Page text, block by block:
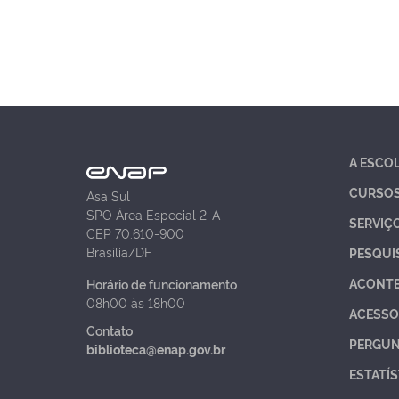
Asa Sul
SPO Área Especial 2-A
CEP 70.610-900
Brasília/DF
Horário de funcionamento
08h00 às 18h00
Contato
biblioteca@enap.gov.br
A